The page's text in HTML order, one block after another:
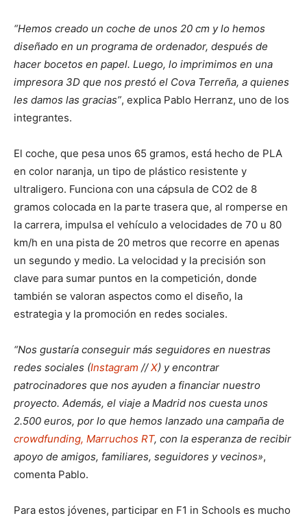
“Hemos creado un coche de unos 20 cm y lo hemos
diseñado en un programa de ordenador, después de
hacer bocetos en papel. Luego, lo imprimimos en una
impresora 3D que nos prestó el Cova Terreña, a quienes
les damos las gracias”, explica Pablo Herranz, uno de los
integrantes.
El coche, que pesa unos 65 gramos, está hecho de PLA
en color naranja, un tipo de plástico resistente y
ultraligero. Funciona con una cápsula de CO2 de 8
gramos colocada en la parte trasera que, al romperse en
la carrera, impulsa el vehículo a velocidades de 70 u 80
km/h en una pista de 20 metros que recorre en apenas
un segundo y medio. La velocidad y la precisión son
clave para sumar puntos en la competición, donde
también se valoran aspectos como el diseño, la
estrategia y la promoción en redes sociales.
“Nos gustaría conseguir más seguidores en nuestras
redes sociales (Instagram //X) y encontrar
patrocinadores que nos ayuden a financiar nuestro
proyecto. Además, el viaje a Madrid nos cuesta unos
2.500 euros, por lo que hemos lanzado una campaña de
crowdfunding, Marruchos RT, con la esperanza de recibir
apoyo de amigos, familiares, seguidores y vecinos»,
comenta Pablo.
Para estos jóvenes, participar en F1 in Schools es mucho